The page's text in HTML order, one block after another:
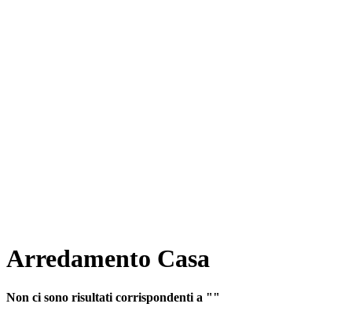
Arredamento Casa
Non ci sono risultati corrispondenti a ""